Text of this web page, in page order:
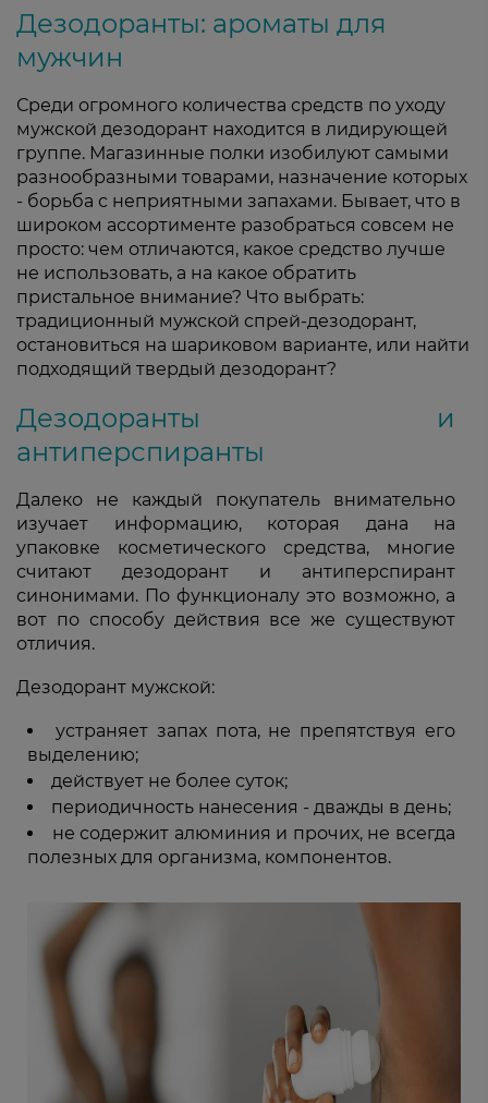
Дезодоранты: ароматы для
мужчин
Среди огромного количества средств по уходу
мужской дезодорант находится в лидирующей
группе. Магазинные полки изобилуют самыми
разнообразными товарами, назначение которых
- борьба с неприятными запахами. Бывает, что в
широком ассортименте разобраться совсем не
просто: чем отличаются, какое средство лучше
не использовать, а на какое обратить
пристальное внимание? Что выбрать:
традиционный мужской спрей-дезодорант,
остановиться на шариковом варианте, или найти
подходящий твердый дезодорант?
Дезодоранты и
антиперспиранты
Далеко не каждый покупатель внимательно
изучает информацию, которая дана на
упаковке косметического средства, многие
считают дезодорант и антиперспирант
синонимами. По функционалу это возможно, а
вот по способу действия все же существуют
отличия.
Дезодорант мужской:
устраняет запах пота, не препятствуя его
выделению;
действует не более суток;
периодичность нанесения - дважды в день;
не содержит алюминия и прочих, не всегда
полезных для организма, компонентов.